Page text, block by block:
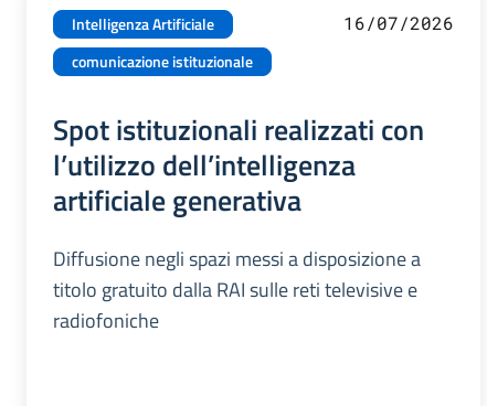
Intelligenza Artificiale
comunicazione istituzionale
16/07/2026
Spot istituzionali realizzati con
l’utilizzo dell’intelligenza
artificiale generativa
Diffusione negli spazi messi a disposizione a
titolo gratuito dalla RAI sulle reti televisive e
radiofoniche